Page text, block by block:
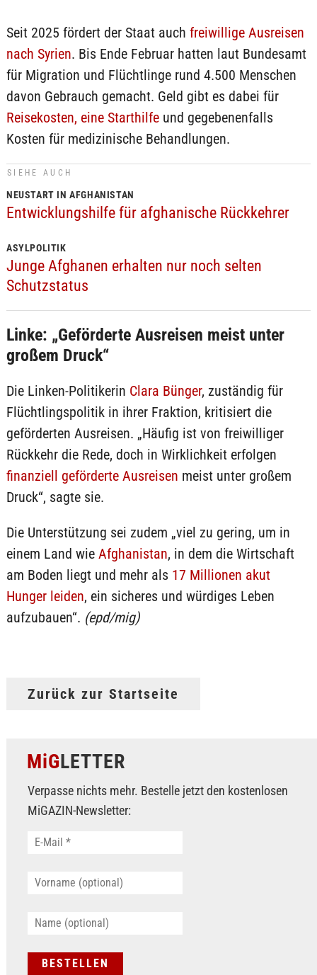
Seit 2025 fördert der Staat auch freiwillige Ausreisen
nach Syrien. Bis Ende Februar hatten laut Bundesamt
für Migration und Flüchtlinge rund 4.500 Menschen
davon Gebrauch gemacht. Geld gibt es dabei für
Reisekosten, eine Starthilfeund gegebenenfalls
Kosten für medizinische Behandlungen.
SIEHE AUCH
NEUSTART IN AFGHANISTAN
Entwicklungshilfe für afghanische Rückkehrer
ASYLPOLITIK
Junge Afghanen erhalten nur noch selten
Schutzstatus
Linke: „Geförderte Ausreisen meist unter
großem Druck“
Die Linken-Politikerin Clara Bünger, zuständig für
Flüchtlingspolitik in ihrer Fraktion, kritisiert die
geförderten Ausreisen. „Häufig ist von freiwilliger
Rückkehr die Rede, doch in Wirklichkeit erfolgen
finanziell geförderte Ausreisen meist unter großem
Druck“, sagte sie.
Die Unterstützung sei zudem „viel zu gering, um in
einem Land wie Afghanistan, in dem die Wirtschaft
am Boden liegt und mehr als 17 Millionen akut
Hunger leiden, ein sicheres und würdiges Leben
aufzubauen“. (epd/mig)
Zurück zur Startseite
MiGLETTER
Verpasse nichts mehr. Bestelle jetzt den kostenlosen
MiGAZIN-Newsletter: